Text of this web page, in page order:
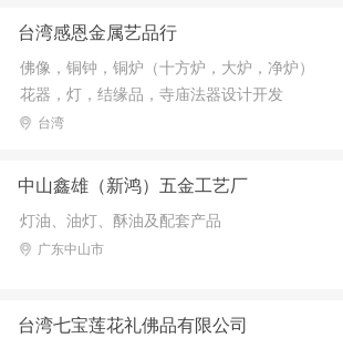
台湾感恩金属艺品行
佛像，铜钟，铜炉（十方炉，大炉，净炉）
花器，灯，结缘品，寺庙法器设计开发
台湾
中山鑫雄（新鸿）五金工艺厂
灯油、油灯、酥油及配套产品
广东中山市
台湾七宝莲花礼佛品有限公司